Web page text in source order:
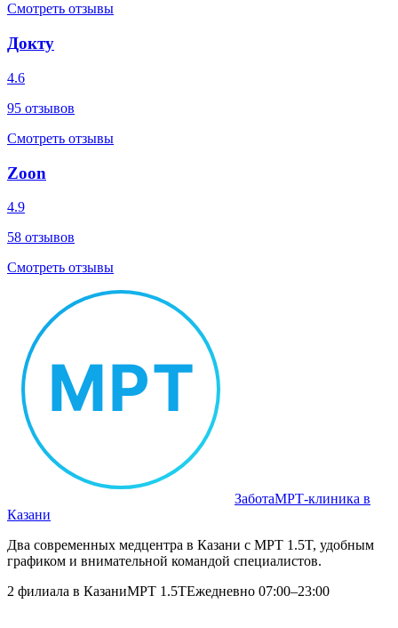
Смотреть отзывы
Докту
4.6
95 отзывов
Смотреть отзывы
Zoon
4.9
58 отзывов
Смотреть отзывы
ЗаботаМРТ‑клиника в
Казани
Два современных медцентра в Казани с МРТ 1.5T, удобным
графиком и внимательной командой специалистов.
2 филиала в КазаниМРТ 1.5TЕжедневно 07:00–23:00